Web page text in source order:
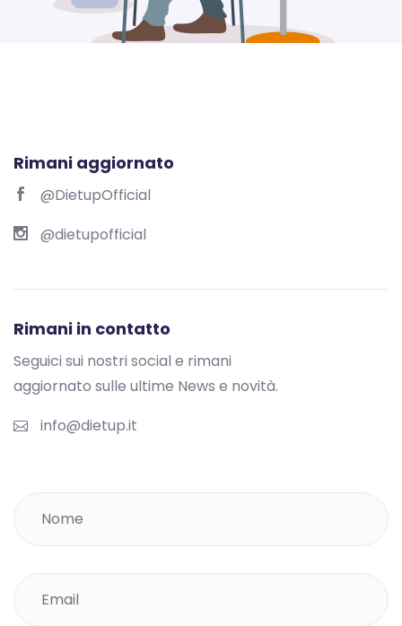
Rimani aggiornato
@DietupOfficial
@dietupofficial
Rimani in contatto
Seguici sui nostri social e rimani
aggiornato sulle ultime News e novità.
info@dietup.it